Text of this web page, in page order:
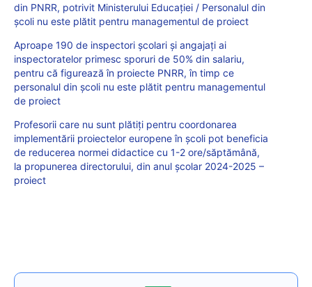
din PNRR, potrivit Ministerului Educației / Personalul din
școli nu este plătit pentru managementul de proiect
Aproape 190 de inspectori școlari și angajați ai
inspectoratelor primesc sporuri de 50% din salariu,
pentru că figurează în proiecte PNRR, în timp ce
personalul din școli nu este plătit pentru managementul
de proiect
Profesorii care nu sunt plătiţi pentru coordonarea
implementării proiectelor europene în școli pot beneficia
de reducerea normei didactice cu 1-2 ore/săptămână,
la propunerea directorului, din anul şcolar 2024-2025 –
proiect